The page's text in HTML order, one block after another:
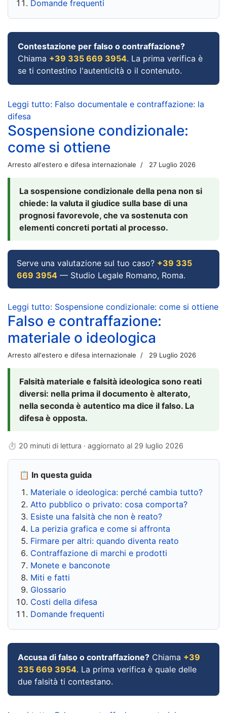
Domande frequenti
Contestazione per falso o contraffazione?
Chiama +39 335 669 3954. La prima verifica è
se ti contestino l'autenticità o il contenuto.
Leggi tutto: Falso documentale e contraffazione: la
difesa
Sospensione condizionale:
come si ottiene
Arresto all'estero e difesa internazionale 27 Luglio 2026
La sospensione condizionale della pena non si
chiede: la valuta il giudice sulla base di una
prognosi favorevole, che va sostenuta con
elementi concreti portati al processo.
Serve una valutazione sul tuo caso? +39 335
669 3954 — Studio Legale Romano, Roma.
Leggi tutto: Sospensione condizionale: come si ottiene
Falso e contraffazione:
materiale o ideologica
Arresto all'estero e difesa internazionale 29 Luglio 2026
Falsità materiale e falsità ideologica sono reati
diversi: nella prima il documento è alterato,
nella seconda è autentico ma dice il falso. La
difesa è opposta.
⏱ 20 minuti di lettura · aggiornato al 29 luglio 2026
📋 In questa guida
Materiale o ideologica: perché cambia tutto?
Atto pubblico o privato: cosa comporta?
Esiste una falsità che non è reato?
La perizia grafica e come si affronta
Firmare per altri: quando diventa reato
Contraffazione di marchi e prodotti
Monete e banconote
Miti e fatti
Glossario
Costi della difesa
Domande frequenti
Accusa di falso o contraffazione? Chiama +39
335 669 3954. La prima verifica è quale delle
due falsità ti contestano.